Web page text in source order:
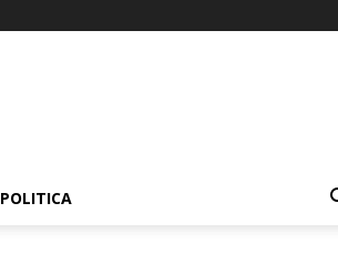
POLITICA